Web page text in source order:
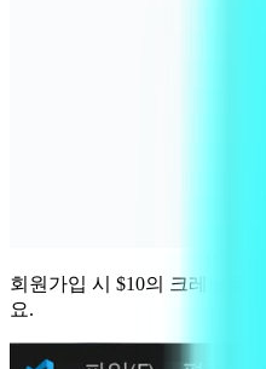
회원가입 시 $10의 크레딧을
요.